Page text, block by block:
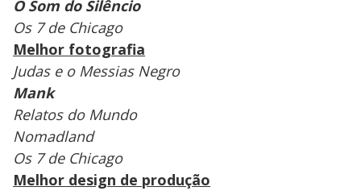
O Som do Silêncio
Os 7 de Chicago
Melhor fotografia
Judas e o Messias Negro
Mank
Relatos do Mundo
Nomadland
Os 7 de Chicago
Melhor design de produção